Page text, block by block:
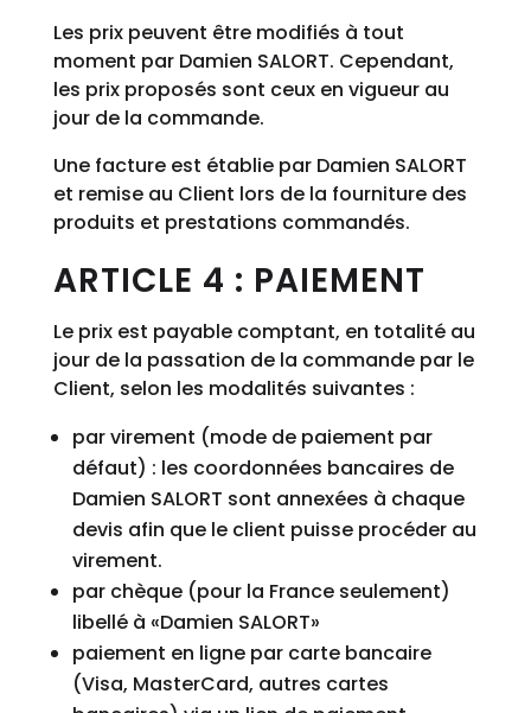
Les prix peuvent être modifiés à tout
moment par Damien SALORT. Cependant,
les prix proposés sont ceux en vigueur au
jour de la commande.
Une facture est établie par Damien SALORT
et remise au Client lors de la fourniture des
produits et prestations commandés.
ARTICLE 4 : PAIEMENT
Le prix est payable comptant, en totalité au
jour de la passation de la commande par le
Client, selon les modalités suivantes :
par virement (mode de paiement par
défaut) : les coordonnées bancaires de
Damien SALORT sont annexées à chaque
devis afin que le client puisse procéder au
virement.
par chèque (pour la France seulement)
libellé à «Damien SALORT»
paiement en ligne par carte bancaire
(Visa, MasterCard, autres cartes